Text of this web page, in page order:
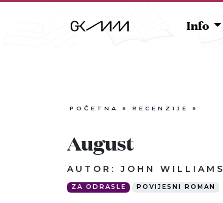
Info
POČETNA » RECENZIJE »
August
AUTOR: JOHN WILLIAMS
ZA ODRASLE POVIJESNI ROMAN